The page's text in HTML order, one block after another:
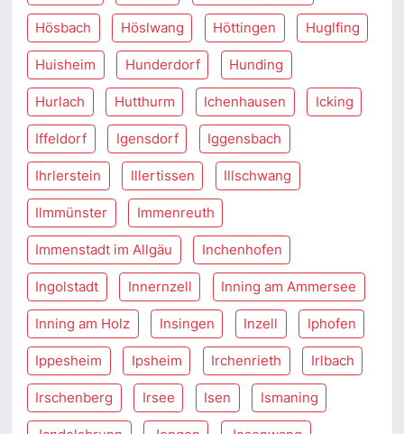
Hösbach Höslwang Höttingen Huglfing
Huisheim Hunderdorf Hunding
Hurlach Hutthurm Ichenhausen Icking
Iffeldorf Igensdorf Iggensbach
Ihrlerstein Illertissen Illschwang
Ilmmünster Immenreuth
Immenstadt im Allgäu Inchenhofen
Ingolstadt Innernzell Inning am Ammersee
Inning am Holz Insingen Inzell Iphofen
Ippesheim Ipsheim Irchenrieth Irlbach
Irschenberg Irsee Isen Ismaning